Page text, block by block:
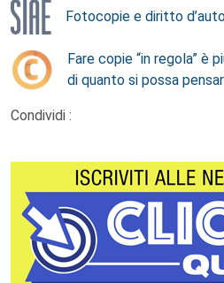
Fotocopie e diritto
Fare copie “in regola” è
di quanto si possa
Condividi :